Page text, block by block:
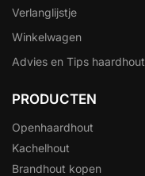
Verlanglijstje
Winkelwagen
Advies en Tips haardhout
PRODUCTEN
Openhaardhout
Kachelhout
Brandhout kopen